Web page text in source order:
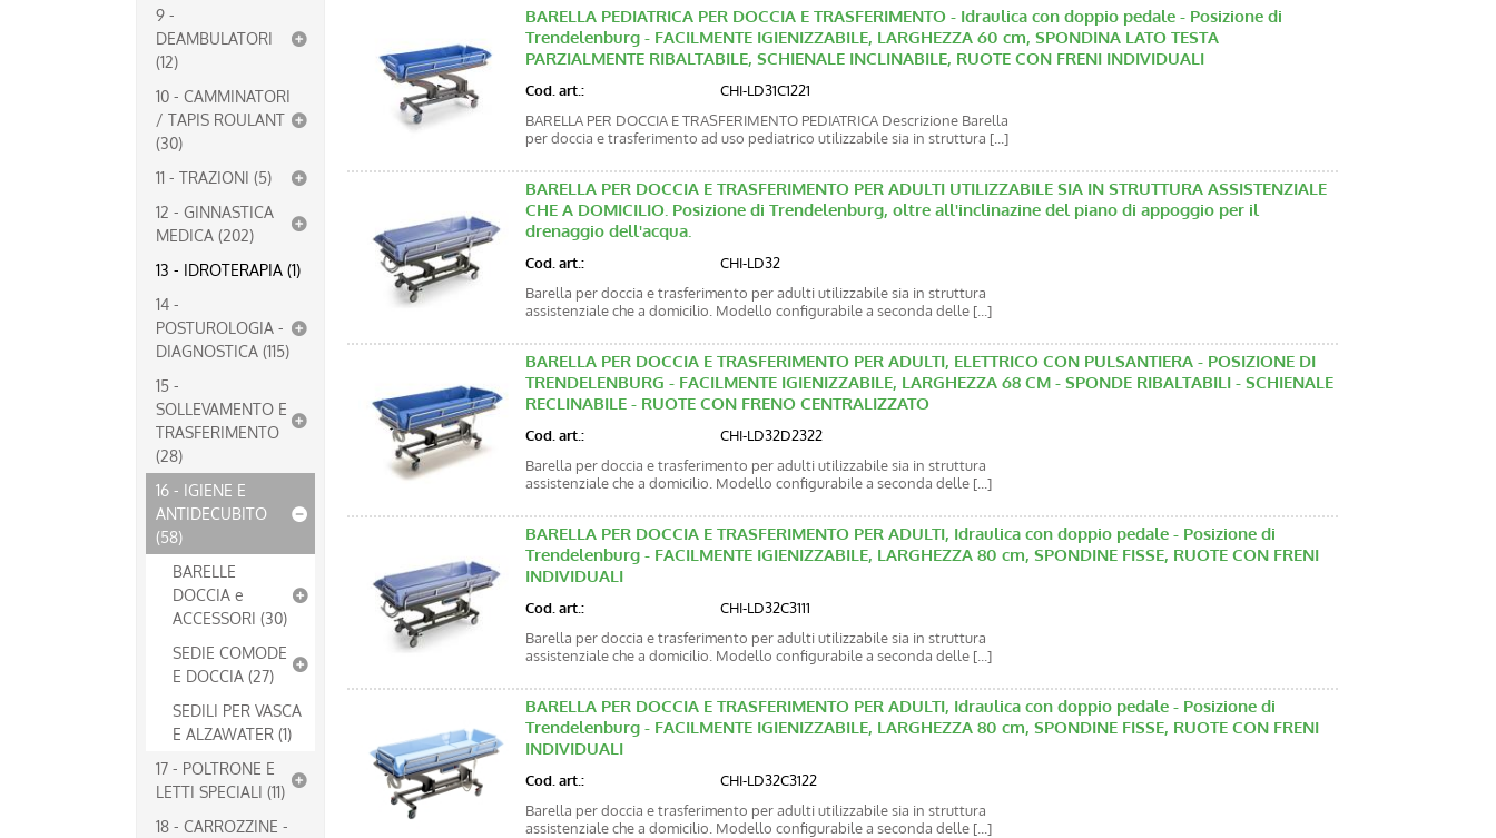
9 -
DEAMBULATORI
(12)
10 - CAMMINATORI
/ TAPIS ROULANT
(30)
11 - TRAZIONI (5)
12 - GINNASTICA
MEDICA (202)
13 - IDROTERAPIA (1)
14 -
POSTUROLOGIA -
DIAGNOSTICA (115)
15 -
SOLLEVAMENTO E
TRASFERIMENTO
(28)
16 - IGIENE E
ANTIDECUBITO
(58)
BARELLE
DOCCIA e
ACCESSORI (30)
SEDIE COMODE
E DOCCIA (27)
SEDILI PER VASCA
E ALZAWATER (1)
17 - POLTRONE E
LETTI SPECIALI (11)
18 - CARROZZINE -
BARELLA PEDIATRICA PER DOCCIA E TRASFERIMENTO - Idraulica con doppio pedale - Posizione di
Trendelenburg - FACILMENTE IGIENIZZABILE, LARGHEZZA 60 cm, SPONDINA LATO TESTA
PARZIALMENTE RIBALTABILE, SCHIENALE INCLINABILE, RUOTE CON FRENI INDIVIDUALI
Cod. art.:
CHI-LD31C1221
BARELLA PER DOCCIA E TRASFERIMENTO PEDIATRICA Descrizione Barella
per doccia e trasferimento ad uso pediatrico utilizzabile sia in struttura [...]
BARELLA PER DOCCIA E TRASFERIMENTO PER ADULTI UTILIZZABILE SIA IN STRUTTURA ASSISTENZIALE
CHE A DOMICILIO. Posizione di Trendelenburg, oltre all'inclinazine del piano di appoggio per il
drenaggio dell'acqua.
Cod. art.:
CHI-LD32
Barella per doccia e trasferimento per adulti utilizzabile sia in struttura
assistenziale che a domicilio. Modello configurabile a seconda delle [...]
BARELLA PER DOCCIA E TRASFERIMENTO PER ADULTI, ELETTRICO CON PULSANTIERA - POSIZIONE DI
TRENDELENBURG - FACILMENTE IGIENIZZABILE, LARGHEZZA 68 CM - SPONDE RIBALTABILI - SCHIENALE
RECLINABILE - RUOTE CON FRENO CENTRALIZZATO
Cod. art.:
CHI-LD32D2322
Barella per doccia e trasferimento per adulti utilizzabile sia in struttura
assistenziale che a domicilio. Modello configurabile a seconda delle [...]
BARELLA PER DOCCIA E TRASFERIMENTO PER ADULTI, Idraulica con doppio pedale - Posizione di
Trendelenburg - FACILMENTE IGIENIZZABILE, LARGHEZZA 80 cm, SPONDINE FISSE, RUOTE CON FRENI
INDIVIDUALI
Cod. art.:
CHI-LD32C3111
Barella per doccia e trasferimento per adulti utilizzabile sia in struttura
assistenziale che a domicilio. Modello configurabile a seconda delle [...]
BARELLA PER DOCCIA E TRASFERIMENTO PER ADULTI, Idraulica con doppio pedale - Posizione di
Trendelenburg - FACILMENTE IGIENIZZABILE, LARGHEZZA 80 cm, SPONDINE FISSE, RUOTE CON FRENI
INDIVIDUALI
Cod. art.:
CHI-LD32C3122
Barella per doccia e trasferimento per adulti utilizzabile sia in struttura
assistenziale che a domicilio. Modello configurabile a seconda delle [...]